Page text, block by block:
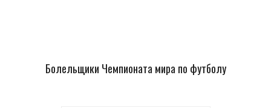
Болельщики Чемпионата мира по футболу